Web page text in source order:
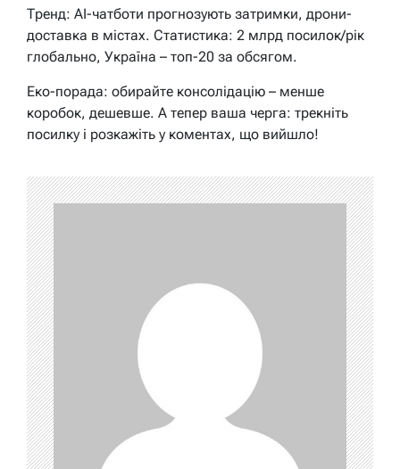
Тренд: AI-чатботи прогнозують затримки, дрони-
доставка в містах. Статистика: 2 млрд посилок/рік
глобально, Україна – топ-20 за обсягом.
Еко-порада: обирайте консолідацію – менше
коробок, дешевше. А тепер ваша черга: трекніть
посилку і розкажіть у коментах, що вийшло!